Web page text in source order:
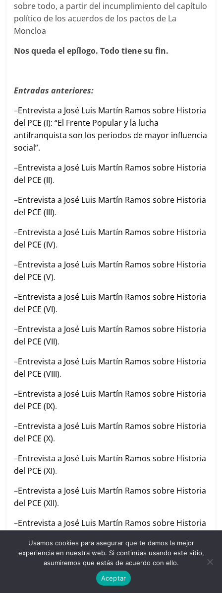
sobre todo, a partir del incumplimiento del capítulo
político de los acuerdos de los pactos de La
Moncloa
Nos queda el epílogo. Todo tiene su fin.
Entradas anteriores:
–Entrevista a José Luis Martín Ramos sobre Historia
del PCE (I): “El Frente Popular y la lucha
antifranquista son los periodos de mayor influencia
social”.
–Entrevista a José Luis Martín Ramos sobre Historia
del PCE (II).
–Entrevista a José Luis Martín Ramos sobre Historia
del PCE (III).
–Entrevista a José Luis Martín Ramos sobre Historia
del PCE (IV).
–Entrevista a José Luis Martín Ramos sobre Historia
del PCE (V).
–Entrevista a José Luis Martín Ramos sobre Historia
del PCE (VI).
–Entrevista a José Luis Martín Ramos sobre Historia
del PCE (VII).
–Entrevista a José Luis Martín Ramos sobre Historia
del PCE (VIII).
–Entrevista a José Luis Martín Ramos sobre Historia
del PCE (IX).
–Entrevista a José Luis Martín Ramos sobre Historia
del PCE (X).
–Entrevista a José Luis Martín Ramos sobre Historia
del PCE (XI).
–Entrevista a José Luis Martín Ramos sobre Historia
del PCE (XII).
–Entrevista a José Luis Martín Ramos sobre Historia
Entrevista a José Luis Martín Ramos sobre Historia
del PCE (XIV).
Entrevista a José Luis Martín Ramos sobre Historia
Usamos cookies para asegurar que te damos la mejor
experiencia en nuestra web. Si continúas usando este sitio,
asumiremos que estás de acuerdo con ello.
Aceptar